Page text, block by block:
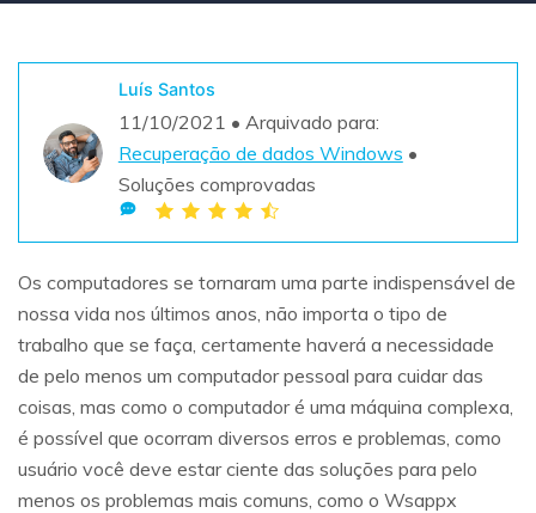
Teste Grátis
Recoverit Grátis
Recupere dados perdidos/excluídos gratuitamente
Teste Grátis
Repairit - Reparar Dados
UBackit - Backup de Dados
search
Teste Online
Luís Santos
11/10/2021 • Arquivado para:
Recuperação de dados Windows •
Soluções comprovadas
Os computadores se tornaram uma parte indispensável de
nossa vida nos últimos anos, não importa o tipo de
trabalho que se faça, certamente haverá a necessidade
de pelo menos um computador pessoal para cuidar das
coisas, mas como o computador é uma máquina complexa,
é possível que ocorram diversos erros e problemas, como
usuário você deve estar ciente das soluções para pelo
menos os problemas mais comuns, como o Wsappx